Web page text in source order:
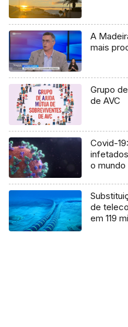
A
mais
Grupo
de AVC
Covid-
o mundo
de
em 119